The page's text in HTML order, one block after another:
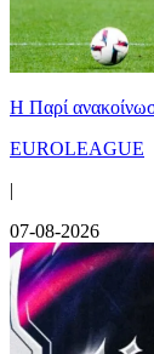
Η Παρί
EUROLEAGUE
|
07-08-2026